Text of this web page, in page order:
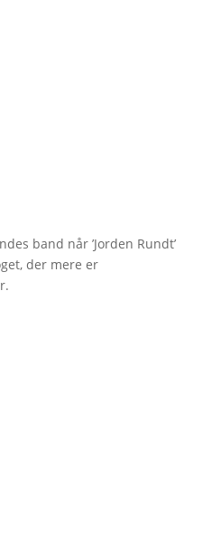
band når ’Jorden Rundt’
der mere er